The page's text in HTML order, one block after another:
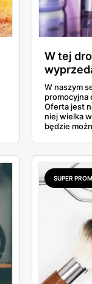
W tej
W naszym
promocyjna
Oferta jest
niej wielka
będzie
znajdziesz
SUPER